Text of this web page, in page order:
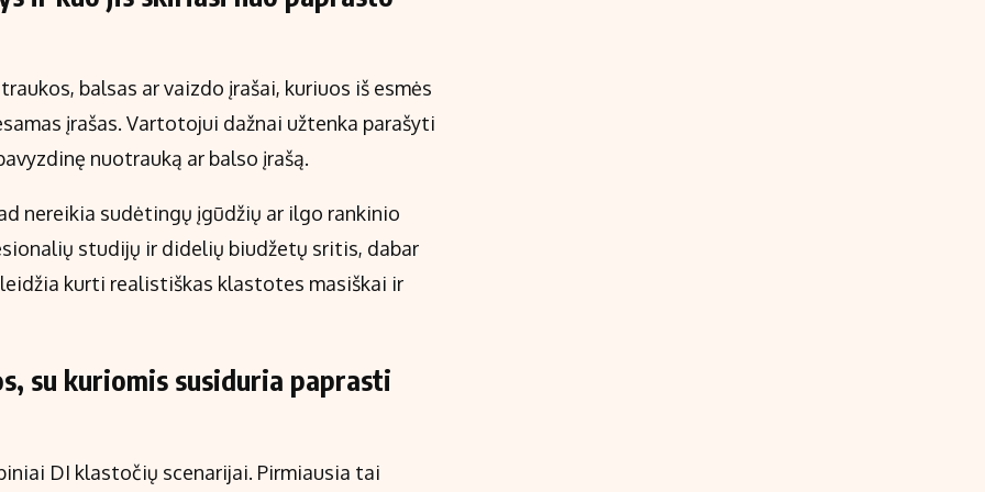
balsas ar vaizdo įrašai, kuriuos iš esmės
įrašas. Vartotojui dažnai užtenka parašyti
nuotrauką ar balso įrašą.
nereikia sudėtingų įgūdžių ar ilgo rankinio
studijų ir didelių biudžetų sritis, dabar
kurti realistiškas klastotes masiškai ir
su kuriomis susiduria paprasti
DI klastočių scenarijai. Pirmiausia tai